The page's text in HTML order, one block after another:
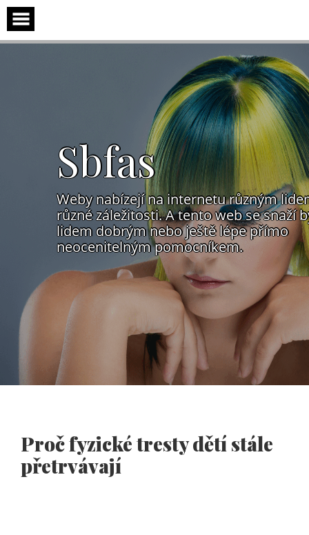
Skip
content
Sbfas
Weby nabízejí na internetu různým
různé záležitosti. A tento web se snaží
lidem dobrým nebo ještě lépe přímo
neocenitelným pomocníkem.
Proč fyzické tresty dětí stále
přetrvávají